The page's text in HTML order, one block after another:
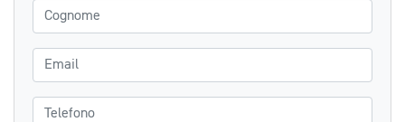
Cognome
Email
Telefono